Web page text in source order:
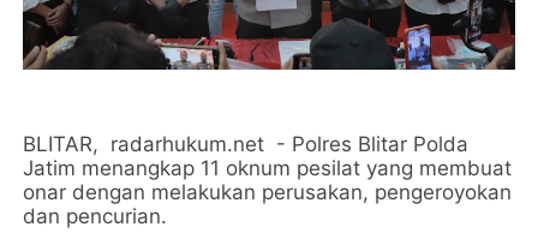
BLITAR, radarhukum.net - Polres Blitar Polda
Jatim menangkap 11 oknum pesilat yang membuat
onar dengan melakukan perusakan, pengeroyokan
dan pencurian.